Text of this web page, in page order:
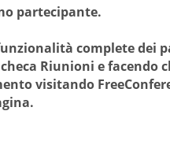
partecipante.
complete dei
Riunioni e facendo
visitando